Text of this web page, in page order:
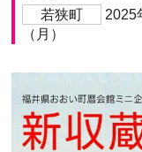
若狭町
2025
（月）